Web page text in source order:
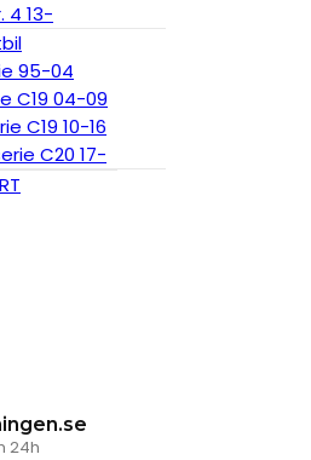
4 13-
95-04
C19 04-09
C19 10-16
C20 17-
24h